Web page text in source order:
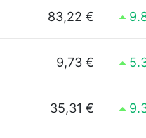
83,22 €
9,73 €
35,31 €